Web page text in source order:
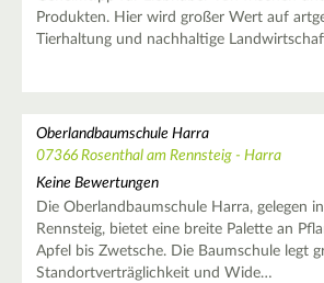
Produkten. Hier wird großer Wert auf
Tierhaltung und nachhaltige
Oberlandbaumschule Harra
07366 Rosenthal am Rennsteig - Harra
Keine Bewertungen
Die Oberlandbaumschule Harra, gelegen
Rennsteig, bietet eine breite Palette an
Apfel bis Zwetsche. Die Baumschule legt
Standortverträglichkeit und Wide…